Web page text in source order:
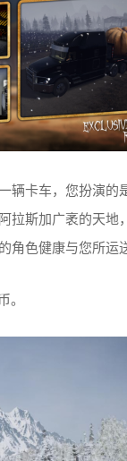
辆卡车，您扮演
斯加广袤的天地
色健康与您所运